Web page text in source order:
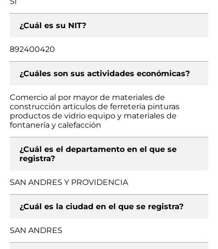
¿Cuál es su NIT?
892400420
¿Cuáles son sus actividades económicas?
Comercio al por mayor de materiales de
construcción artículos de ferretería pinturas
productos de vidrio equipo y materiales de
fontanería y calefacción
¿Cuál es el departamento en el que se
registra?
SAN ANDRES Y PROVIDENCIA
¿Cuál es la ciudad en el que se registra?
SAN ANDRES